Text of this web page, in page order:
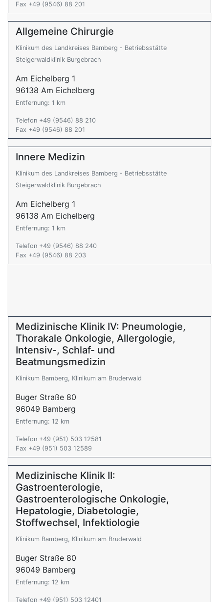
Fax +49 (9546) 88 201
Allgemeine Chirurgie
Klinikum des Landkreises Bamberg - Betriebsstätte
Steigerwaldklinik Burgebrach
Am Eichelberg 1
96138 Am Eichelberg
Entfernung: 1 km
Telefon +49 (9546) 88 210
Fax +49 (9546) 88 201
Innere Medizin
Klinikum des Landkreises Bamberg - Betriebsstätte
Steigerwaldklinik Burgebrach
Am Eichelberg 1
96138 Am Eichelberg
Entfernung: 1 km
Telefon +49 (9546) 88 240
Fax +49 (9546) 88 203
Medizinische Klinik IV: Pneumologie,
Thorakale Onkologie, Allergologie,
Intensiv-, Schlaf- und
Beatmungsmedizin
Klinikum Bamberg, Klinikum am Bruderwald
Buger Straße 80
96049 Bamberg
Entfernung: 12 km
Telefon +49 (951) 503 12581
Fax +49 (951) 503 12589
Medizinische Klinik II:
Gastroenterologie,
Gastroenterologische Onkologie,
Hepatologie, Diabetologie,
Stoffwechsel, Infektiologie
Klinikum Bamberg, Klinikum am Bruderwald
Buger Straße 80
96049 Bamberg
Entfernung: 12 km
Telefon +49 (951) 503 12401